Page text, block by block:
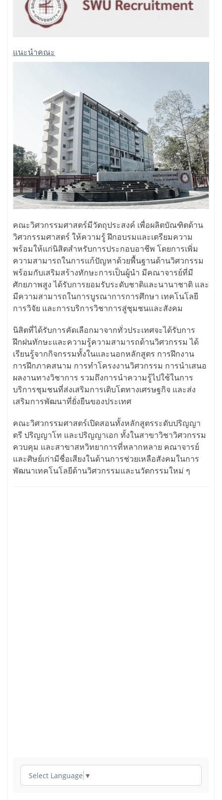
แนะนำคณะ
คณะวิศวกรรมศาสตร์มีวัตถุประสงค์ เพื่อผลิตบัณฑิตด้าน
วิศวกรรมศาสตร์ ให้ความรู้ ฝึกอบรมและเตรียมความ
พร้อมให้แก่นิสิตสำหรับการประกอบอาชีพ โดยการเพิ่ม
ความสามารถในการแก้ปัญหาด้วยพื้นฐานด้านวิศวกรรม
พร้อมกับเสริมสร้างทักษะการเป็นผู้นำ มีคณาจารย์ที่มี
ศักยภาพสูง ได้รับการยอมรับระดับชาติและนานาชาติ และ
มีความสามารถในการบูรณาการการศึกษา เทคโนโลยี
การวิจัย และการบริการวิชาการสู่ชุมชนและสังคม
นิสิตที่ได้รับการคัดเลือกมาจากทั่วประเทศจะได้รับการ
ฝึกฝนทักษะและความรู้ความสามารถด้านวิศวกรรม ได้
เรียนรู้จากกิจกรรมทั้งในและนอกหลักสูตร การฝึกงาน
การฝึกภาคสนาม การทำโครงงานวิศวกรรม การนำเสนอ
ผลงานทางวิชาการ รวมถึงการนำความรู้ไปใช้ในการ
บริการชุมชนที่ส่งเสริมการเติบโตทางเศรษฐกิจ และส่ง
เสริมการพัฒนาที่ยั่งยืนของประเทศ
คณะวิศวกรรมศาสตร์เปิดสอนทั้งหลักสูตรระดับปริญญา
ตรี ปริญญาโท และปริญญาเอก ทั้งในสาขาวิชาวิศวกรรม
ควบคุม และสาขาสหวิทยาการที่หลากหลาย คณาจารย์
และศิษย์เก่ามีชื่อเสียงในด้านการช่วยเหลือสังคมในการ
พัฒนาเทคโนโลยีด้านวิศวกรรมและนวัตกรรมใหม่ ๆ
Select Language ▼